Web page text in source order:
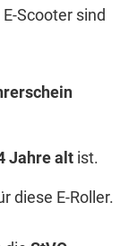
Scooter sind
Jahrealt ist.
diese E-Roller.